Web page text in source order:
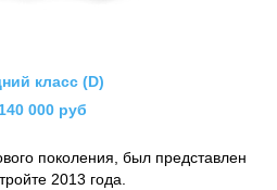
класс (D)
000 руб
поколения, был представлен
2013 года.